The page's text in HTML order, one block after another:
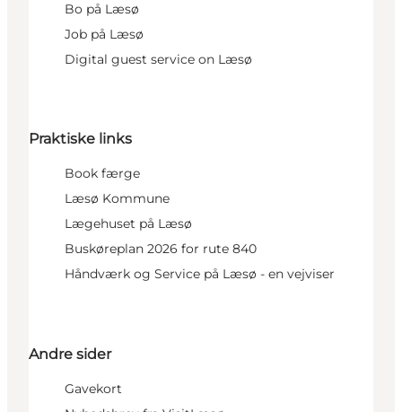
Bo på Læsø
Job på Læsø
Digital guest service on Læsø
Praktiske links
Book færge
Læsø Kommune
Lægehuset på Læsø
Buskøreplan 2026 for rute 840
Håndværk og Service på Læsø - en vejviser
Andre sider
Gavekort